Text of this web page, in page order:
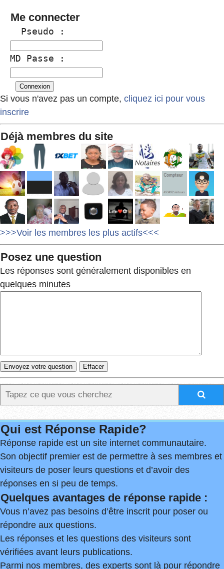
Me connecter
  Pseudo :
MD Passe :
Si vous n'avez pas un compte, cliquez ici pour vous
inscrire
Déjà membres du site
>>>Voir les membres les plus actifs<<<
Posez une question
Les réponses sont généralement disponibles en
quelques minutes
Qui est Réponse Rapide?
Réponse rapide est un site internet communautaire.
Son objectif premier est de permettre à ses membres et
visiteurs de poser leurs questions et d’avoir des
réponses en si peu de temps.
Quelques avantages de réponse rapide :
Vous n’avez pas besoins d’être inscrit pour poser ou
répondre aux questions.
Les réponses et les questions des visiteurs sont
vérifiées avant leurs publications.
Parmi nos membres, des experts sont là pour répondre